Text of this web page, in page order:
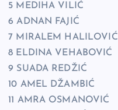
5 MEDIHA VILIĆ
6 ADNAN FAJIĆ
7 MIRALEM HALILOVIĆ
8 ELDINA VEHABOVIĆ
9 SUADA REDŽIĆ
10 AMEL DŽAMBIĆ
11 AMRA OSMANOVIĆ